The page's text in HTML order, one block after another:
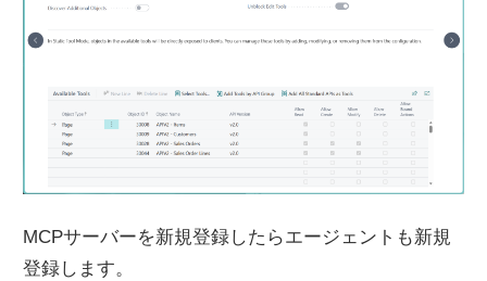
MCPサーバーを新規登録したらエージェントも新規
登録します。